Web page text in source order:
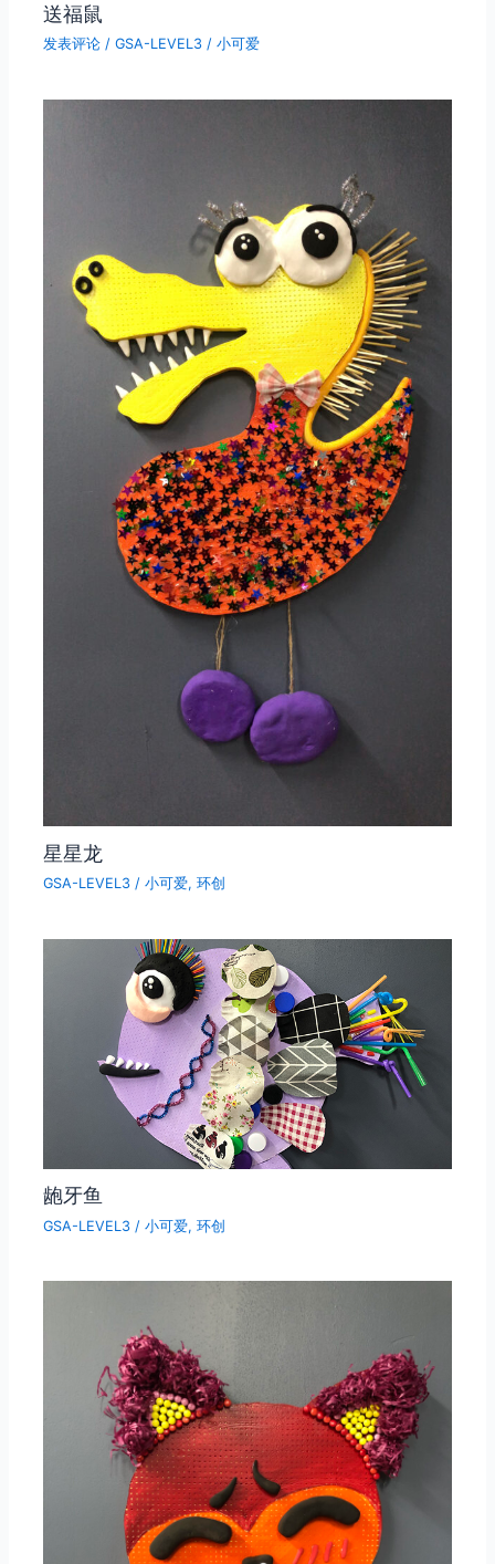
送福鼠
发表评论 /GSA-LEVEL3 /小可爱
星星龙
GSA-LEVEL3 /小可爱,环创
龅牙鱼
GSA-LEVEL3 /小可爱,环创